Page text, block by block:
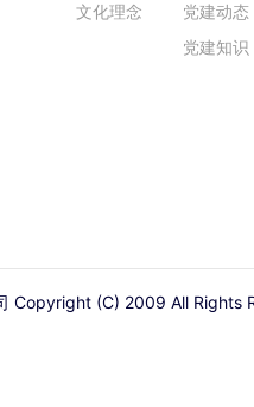
文化理念
党建动态
党建知识
Copyright (C) 2009 All Rights